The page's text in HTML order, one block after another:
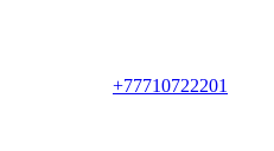
+77710722201